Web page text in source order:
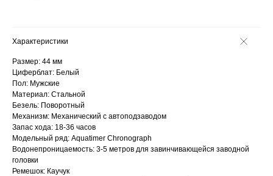
Характеристики
Размер: 44 мм
Циферблат: Белый
Пол: Мужские
Материал: Стальной
Безель: Поворотный
Механизм: Механический с автоподзаводом
Запас хода: 18-36 часов
Модельный ряд: Aquatimer Chronograph
Водонепроницаемость: 3-5 метров для завинчивающейся заводной
головки
Ремешок: Каучук